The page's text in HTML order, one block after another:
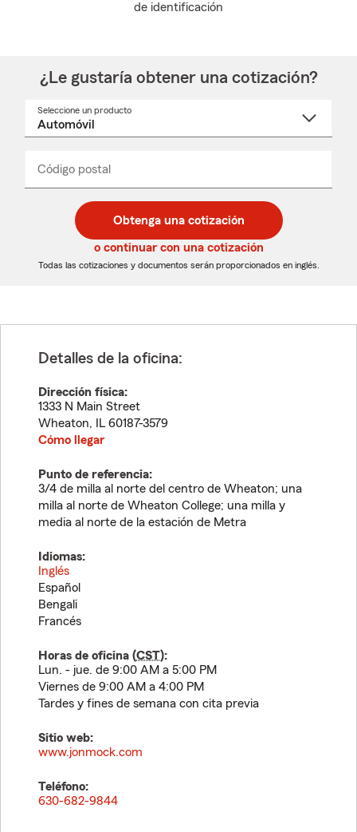
de identificación
¿Le gustaría obtener una cotización?
Seleccione un producto
desplegable
Código postal
de
5
dígitos
de
5
dígitos
_____
Obtenga una cotización
o continuar con una cotización
Todas las cotizaciones y documentos serán proporcionados en inglés.
Detalles de la oficina:
Dirección física:
1333 N Main Street
Wheaton, IL 60187-3579
Cómo llegar
Punto de referencia:
3/4 de milla al norte del centro de Wheaton; una
milla al norte de Wheaton College; una milla y
media al norte de la estación de Metra
Idiomas:
Inglés
Español
Bengali
Francés
Horas de oficina (CST):
Lun. - jue. de 9:00 AM a 5:00 PM
Viernes de 9:00 AM a 4:00 PM
Tardes y fines de semana con cita previa
Sitio web:
www.jonmock.com
Teléfono:
630-682-9844